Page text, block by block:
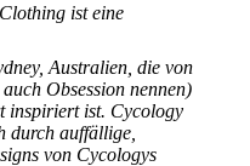
ist eine
Australien, die von
Obsession nennen)
inspiriert ist. Cycology
durch auffällige,
von Cycologys